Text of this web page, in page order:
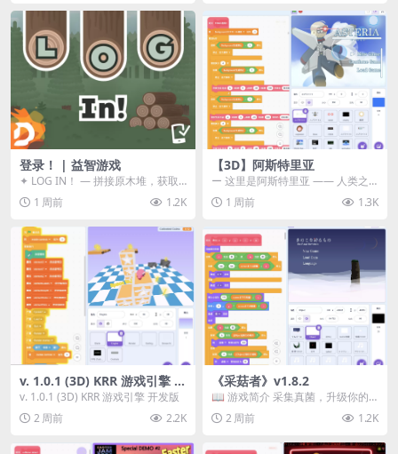
登录！ | 益智游戏
✦ LOG IN！ — 拼接原木堆，获取
分数！ ᑕ☲◎ ᑕ☲◎ ᑕ☲◎ ᑕ☲◎ ...
1 周前 1.2K
【3D】阿斯特里亚
ー 这里是阿斯特里亚 —— 人类之
罪与未来希望交汇之地 📖 游戏简
介 《阿斯特里...
1 周前 1.3K
v. 1.0.1 (3D) KRR 游戏引擎 开
发版
v. 1.0.1 (3D) KRR 游戏引擎 开发版
2 周前
2.2K
《采菇者》v1.8.2
📖 游戏简介 采集真菌，升级你的
机体，并前往未知领域探索。 这是
一款静谧的探索冒...
2 周前 1.2K